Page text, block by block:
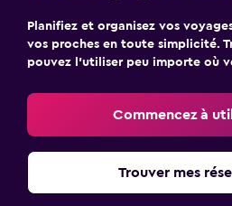
Planifiez et organisez vos
vos proches en toute simplicité.
pouvez l’utiliser peu importe où
Commencez à
Trouver mes